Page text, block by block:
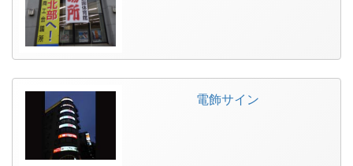
電飾サイン